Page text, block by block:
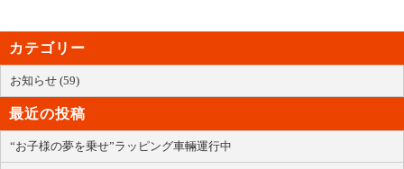
カテゴリー
お知らせ (59)
最近の投稿
“お子様の夢を乗せ”ラッピング車輛運行中